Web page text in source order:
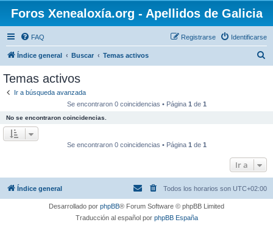
Foros Xenealoxía.org - Apellidos de Galicia
FAQ Identificarse
Registrarse
Índice general Buscar Temas activos
Temas activos
Ir a búsqueda avanzada
Se encontraron 0 coincidencias • Página 1 de 1
No se encontraron coincidencias.
Se encontraron 0 coincidencias • Página 1 de 1
Ir a
Índice general Todos los horarios son UTC+02:00
Desarrollado por phpBB® Forum Software © phpBB Limited
Traducción al español por phpBB España